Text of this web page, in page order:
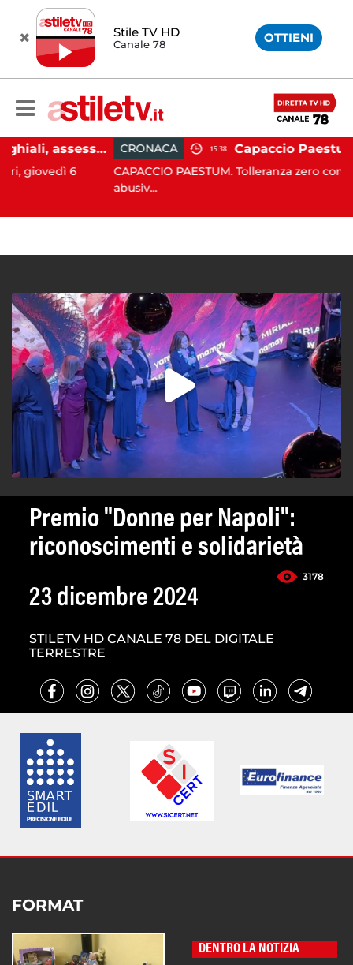
Stile TV HD
Canale 78 OTTIENI
Emergenza cinghiali, assessora Serluca: “Al via il Tavolo tecnico permanente della Regione Campania”
6
CRONACA 15:38
CAPACCIO PAESTUM. Tolleranza zero contro
Premio "Donne per Napoli":
riconoscimenti e solidarietà
3178
23 dicembre 2024
STILETV HD CANALE 78 DEL DIGITALE
TERRESTRE
FORMAT
DENTRO LA NOTIZIA